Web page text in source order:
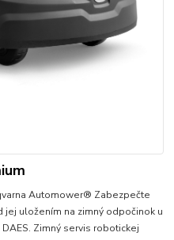
Automower® Zabezpečte
jej uložením na zimný odpočinok u
Zimný servis robotickej